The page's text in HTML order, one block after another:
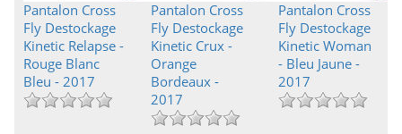
Pantalon Cross
Fly Destockage
Kinetic Relapse -
Rouge Blanc
Bleu - 2017
Pantalon Cross
Fly Destockage
Kinetic Crux -
Orange
Bordeaux -
2017
Pantalon Cross
Fly Destockage
Kinetic Woman
- Bleu Jaune -
2017